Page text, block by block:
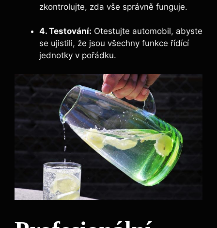
zkontrolujte, zda vše správně funguje.
4. Testování: Otestujte automobil, abyste
se ujistili, že jsou všechny funkce řídící
jednotky v pořádku.